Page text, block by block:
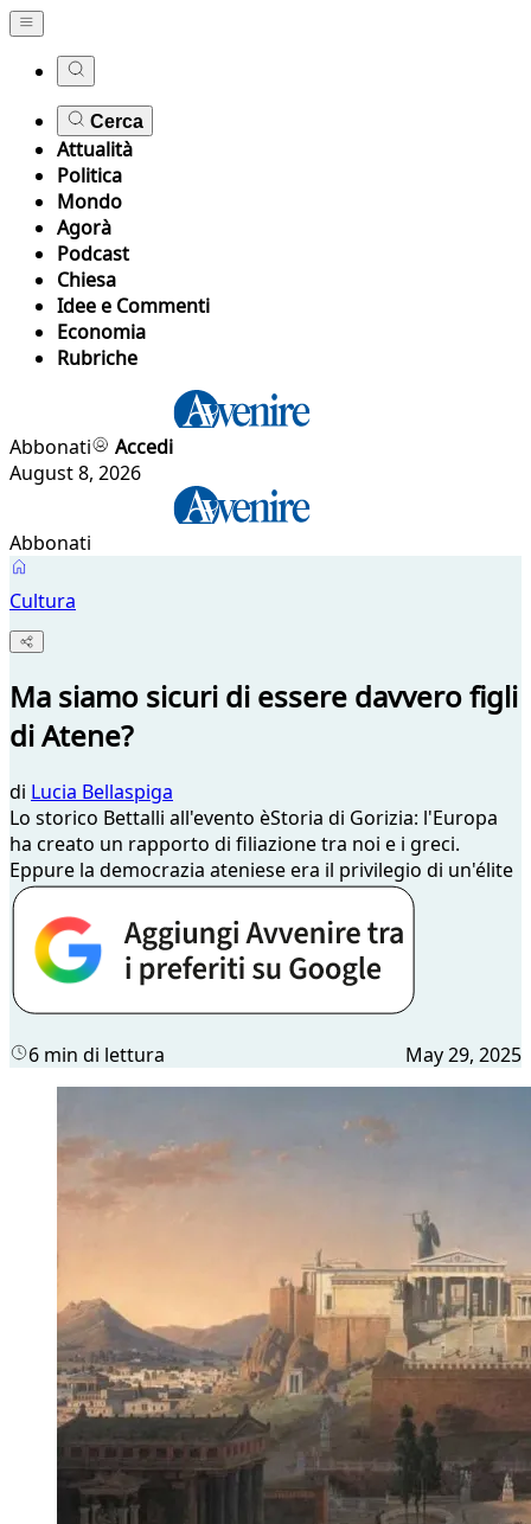
Cerca
Attualità
Politica
Mondo
Agorà
Podcast
Chiesa
Idee e Commenti
Economia
Rubriche
Abbonati
Accedi
August 8, 2026
Abbonati
Cultura
Ma siamo sicuri di essere davvero figli
di Atene?
di Lucia Bellaspiga
Lo storico Bettalli all'evento èStoria di Gorizia: l'Europa
ha creato un rapporto di filiazione tra noi e i greci.
Eppure la democrazia ateniese era il privilegio di un'élite
6 min di lettura May 29, 2025